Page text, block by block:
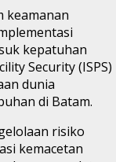
keamanan
kepatuhan
Security (ISPS)
dunia
di Batam.
risiko
kemacetan